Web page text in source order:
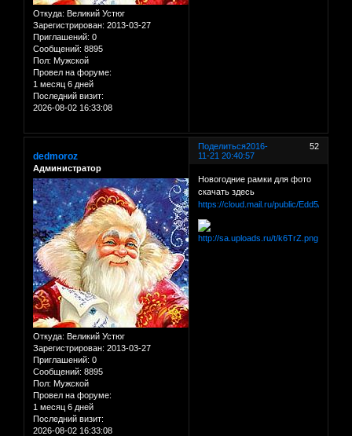
Откуда: Великий Устюг
Зарегистрирован: 2013-03-27
Приглашений: 0
Сообщений: 8895
Пол: Мужской
Провел на форуме:
1 месяц 6 дней
Последний визит:
2026-08-02 16:33:08
Поделиться 52
2016-
11-21 20:40:57
dedmoroz
Администратор
Откуда: Великий Устюг
Зарегистрирован: 2013-03-27
Приглашений: 0
Сообщений: 8895
Пол: Мужской
Провел на форуме:
1 месяц 6 дней
Последний визит:
2026-08-02 16:33:08
Новогодние рамки для фото
скачать здесь
https://cloud.mail.ru/public/Edd5/